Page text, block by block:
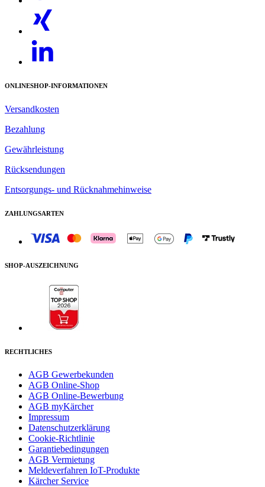
ONLINESHOP-INFORMATIONEN
Versandkosten
Bezahlung
Gewährleistung
Rücksendungen
Entsorgungs- und Rücknahmehinweise
ZAHLUNGSARTEN
SHOP-AUSZEICHNUNG
RECHTLICHES
AGB Gewerbekunden
AGB Online-Shop
AGB Online-Bewerbung
AGB myKärcher
Impressum
Datenschutzerklärung
Cookie-Richtlinie
Garantiebedingungen
AGB Vermietung
Meldeverfahren IoT-Produkte
Kärcher Service